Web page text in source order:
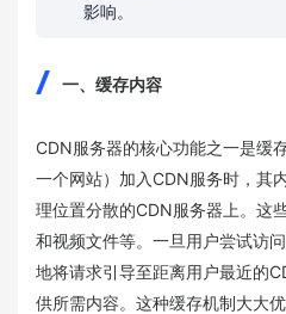
影响。
一、缓存内容
CDN服务器的核心功能之一是缓
一个网站）加入CDN服务时，其
理位置分散的CDN服务器上。这
和视频文件等。一旦用户尝试访
地将请求引导至距离用户最近的
供所需内容。这种缓存机制大大